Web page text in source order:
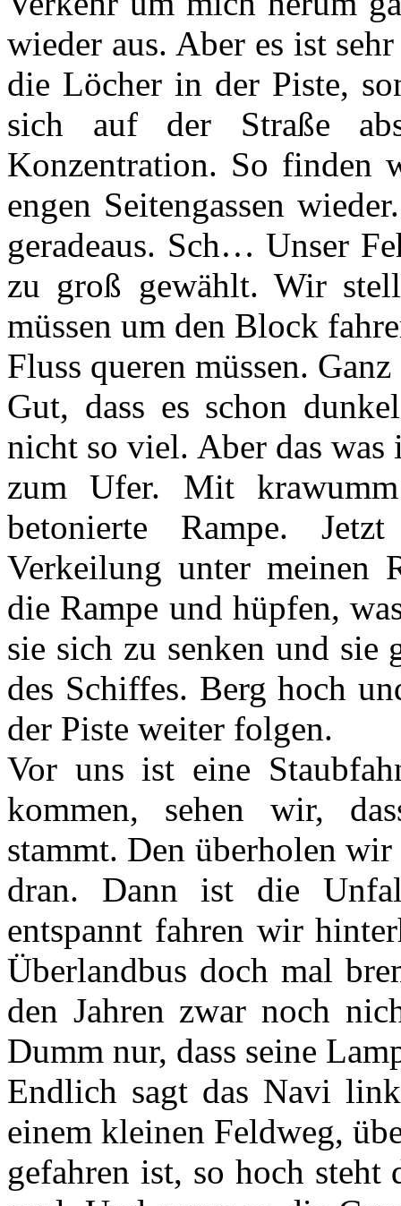
wieder aus. Aber es ist
die Löcher in der Piste,
sich auf der Straße
Konzentration. So finden
engen Seitengassen
geradeaus. Sch… Unser
zu groß gewählt. Wir
müssen um den Block
Fluss queren müssen.
Gut, dass es schon
nicht so viel. Aber das
zum Ufer. Mit
betonierte Rampe.
Verkeilung unter meinen
die Rampe und hüpfen,
sie sich zu senken und sie
des Schiffes. Berg hoch
der Piste weiter folgen.
Vor uns ist eine
kommen, sehen wir,
stammt. Den überholen
dran. Dann ist die
entspannt fahren wir
Überlandbus doch mal
den Jahren zwar noch
Dumm nur, dass seine
Endlich sagt das Navi
einem kleinen Feldweg,
gefahren ist, so hoch